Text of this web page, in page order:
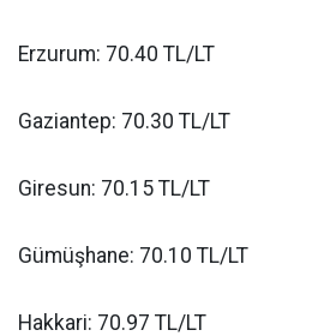
Erzurum: 70.40 TL/LT
Gaziantep: 70.30 TL/LT
Giresun: 70.15 TL/LT
Gümüşhane: 70.10 TL/LT
Hakkari: 70.97 TL/LT